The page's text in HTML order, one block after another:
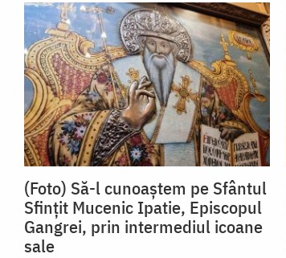
(Foto) Să-l cunoaștem pe Sfântul
Sfințit Mucenic Ipatie, Episcopul
Gangrei, prin intermediul icoane
sale